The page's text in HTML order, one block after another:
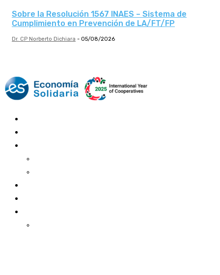
Sobre la Resolución 1567 INAES – Sistema de
Cumplimiento en Prevención de LA/FT/FP
Dr. CP Norberto Dichiara - 05/08/2026